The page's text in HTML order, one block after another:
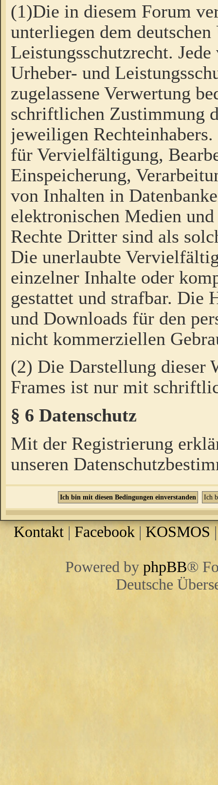
(1)Die in diesem Forum
unterliegen dem
Leistungsschutzrecht.
Urheber- und
zugelassene Verwertung
schriftlichen Zustimmung
jeweiligen
für Vervielfältigung,
Einspeicherung,
von Inhalten in
elektronischen Medien
Rechte Dritter sind als
Die unerlaubte
einzelner Inhalte oder
gestattet und strafbar. Die
und Downloads für den
nicht kommerziellen
(2) Die Darstellung dieser
Frames ist nur mit
§ 6 Datenschutz
Mit der Registrierung
unseren
Kontakt |Facebook | KOSMOS
Powered by phpBB®
Deutsche